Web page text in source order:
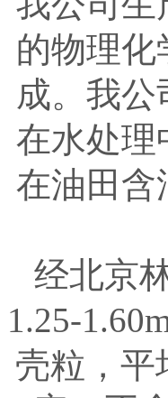
的物理
成。我
在水处理
在油田含
经北京
1.25-
壳粒，平